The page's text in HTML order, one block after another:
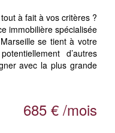
à fait à vos critères ?
immobilière spécialisée
se tient à votre
d’autres
avec la plus grande
685 € /mois